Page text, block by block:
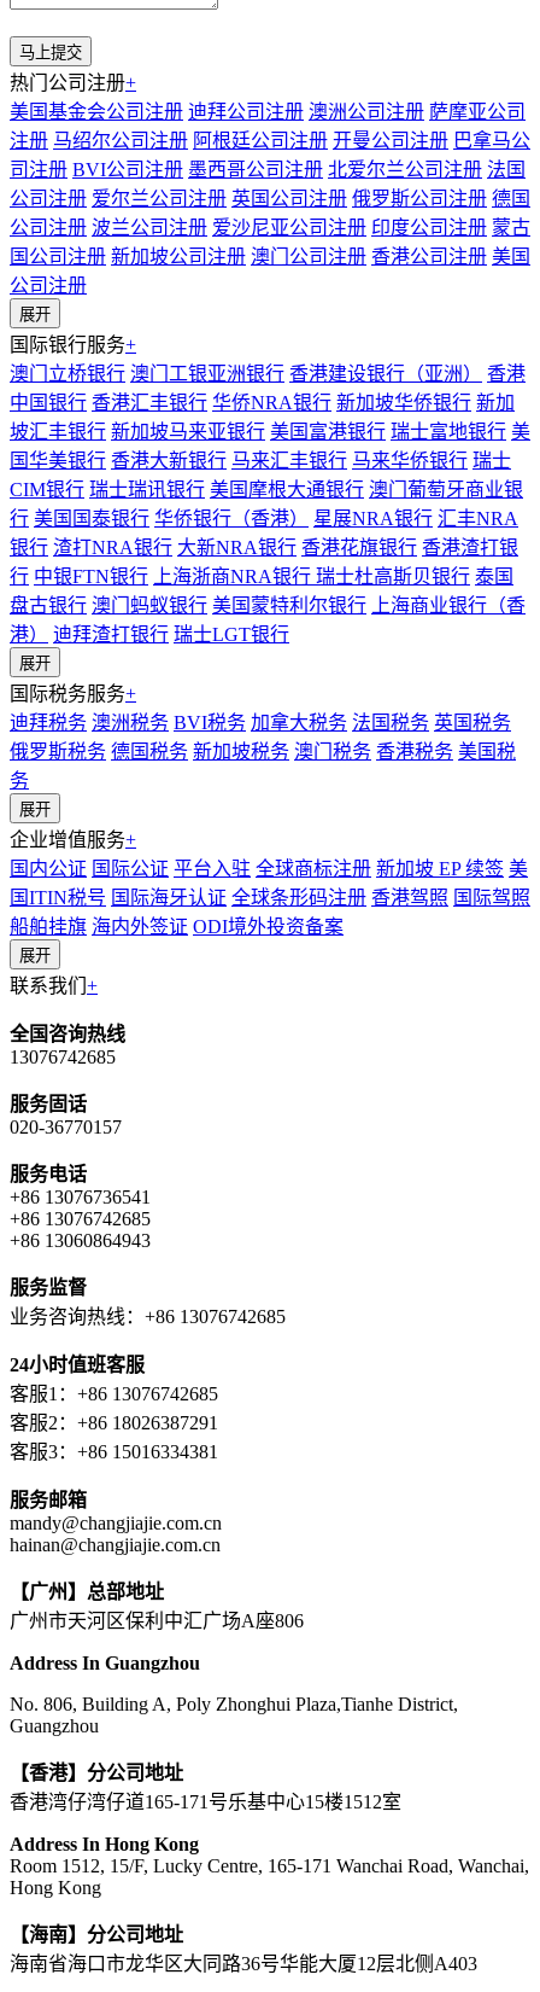
热门公司注册+
美国基金会公司注册 迪拜公司注册 澳洲公司注册 萨摩亚公司
注册 马绍尔公司注册 阿根廷公司注册 开曼公司注册 巴拿马公
司注册 BVI公司注册 墨西哥公司注册 北爱尔兰公司注册 法国
公司注册 爱尔兰公司注册 英国公司注册 俄罗斯公司注册 德国
公司注册 波兰公司注册 爱沙尼亚公司注册 印度公司注册 蒙古
国公司注册 新加坡公司注册 澳门公司注册 香港公司注册 美国
公司注册
展开
国际银行服务+
澳门立桥银行 澳门工银亚洲银行 香港建设银行（亚洲）
香港
中国银行 香港汇丰银行 华侨NRA银行 新加坡华侨银行 新加
坡汇丰银行 新加坡马来亚银行 美国富港银行 瑞士富地银行 美
国华美银行 香港大新银行 马来汇丰银行 马来华侨银行 瑞士
CIM银行 瑞士瑞讯银行 美国摩根大通银行 澳门葡萄牙商业银
行 美国国泰银行 华侨银行（香港） 星展NRA银行 汇丰NRA
银行 渣打NRA银行 大新NRA银行 香港花旗银行 香港渣打银
行 中银FTN银行 上海浙商NRA银行 瑞士杜高斯贝银行 泰国
盘古银行 澳门蚂蚁银行 美国蒙特利尔银行
上海商业银行（香
港）
迪拜渣打银行 瑞士LGT银行
展开
国际税务服务+
迪拜税务 澳洲税务 BVI税务 加拿大税务 法国税务 英国税务
俄罗斯税务 德国税务 新加坡税务 澳门税务 香港税务 美国税
务
展开
企业增值服务+
国内公证 国际公证 平台入驻 全球商标注册 新加坡 EP 续签 美
国ITIN税号 国际海牙认证 全球条形码注册 香港驾照 国际驾照
船舶挂旗 海内外签证 ODI境外投资备案
展开
联系我们 +
全国咨询热线
13076742685
服务固话
020-36770157
服务电话
+86 13076736541
+86 13076742685
+86 13060864943
服务监督
业务咨询热线：+86 13076742685
24小时值班客服
客服1：+86 13076742685
客服2：+86 18026387291
客服3：+86 15016334381
服务邮箱
mandy@changjiajie.com.cn
hainan@changjiajie.com.cn
【广州】总部地址
广州市天河区保利中汇广场A座806
Address In Guangzhou
No. 806, Building A, Poly Zhonghui Plaza,Tianhe District,
Guangzhou
【香港】分公司地址
香港湾仔湾仔道165-171号乐基中心15楼1512室
Address In Hong Kong
Room 1512, 15/F, Lucky Centre, 165-171 Wanchai Road, Wanchai,
Hong Kong
【海南】分公司地址
海南省海口市龙华区大同路36号华能大厦12层北侧A403